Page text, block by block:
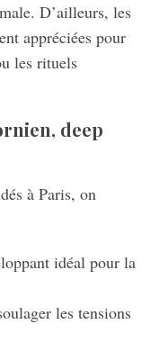
D’ailleurs, les
appréciées pour
les rituels
deep
à Paris, on
idéal pour la
les tensions